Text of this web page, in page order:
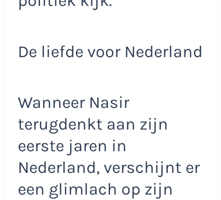
De liefde voor Nederland
Wanneer Nasir
terugdenkt aan zijn
eerste jaren in
Nederland, verschijnt er
een glimlach op zijn